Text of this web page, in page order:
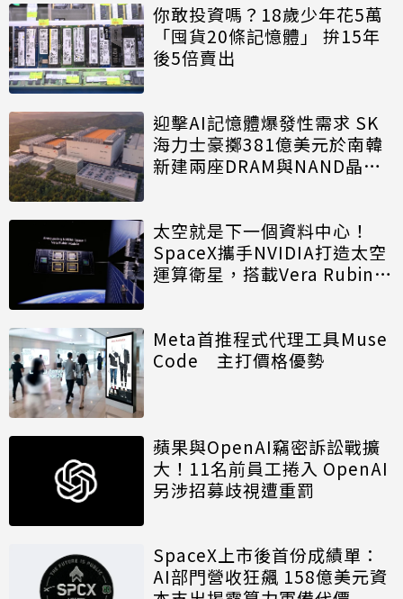
你敢投資嗎？18歲少年花5萬
「囤貨20條記憶體」 拚15年
後5倍賣出
迎擊AI記憶體爆發性需求 SK
海力士豪擲381億美元於南韓
新建兩座DRAM與NAND晶圓
太空就是下一個資料中心！
SpaceX攜手NVIDIA打造太空
運算衛星，搭載Vera Rubin運
Meta首推程式代理工具Muse
Code 主打價格優勢
蘋果與OpenAI竊密訴訟戰擴
大！11名前員工捲入 OpenAI
另涉招募歧視遭重罰
SpaceX上市後首份成績單：
AI部門營收狂飆 158億美元資